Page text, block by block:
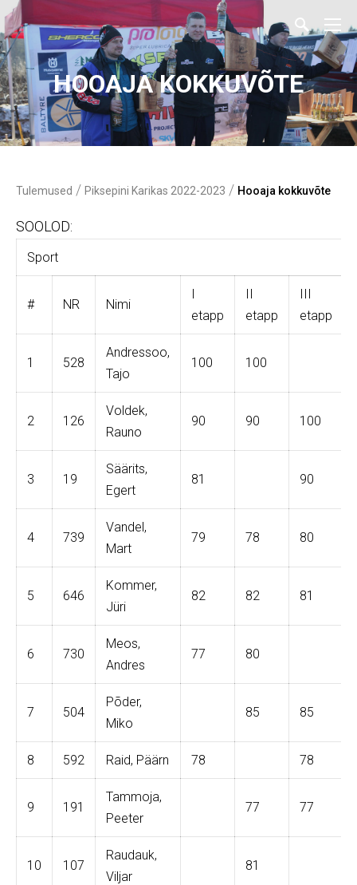
HOOAJA KOKKUVÕTE
Tulemused / Piksepini Karikas 2022-2023 / Hooaja kokkuvõte
SOOLOD:
Sport
# NR Nimi
I
etapp
II
etapp
III
etapp
1 528
Andressoo,
Tajo
100 100
2 126
Voldek,
Rauno
90 90 100
3 19
Säärits,
Egert
81 90
4 739
Vandel,
Mart
79 78 80
5 646
Kommer,
Jüri
82 82 81
6 730
Meos,
Andres
77 80
7 504
Põder,
Miko
85 85
8 592 Raid, Päärn 78 78
9 191
Tammoja,
Peeter
77 77
10 107
Raudauk,
Viljar
81